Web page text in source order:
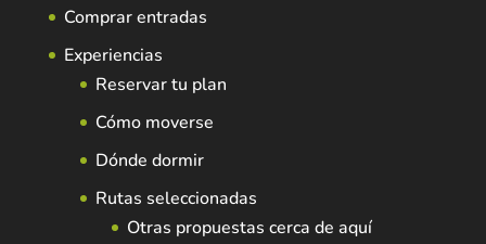
Comprar entradas
Experiencias
Reservar tu plan
Cómo moverse
Dónde dormir
Rutas seleccionadas
Otras propuestas cerca de aquí